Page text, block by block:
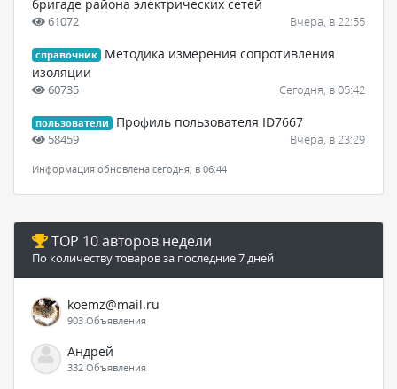
бригаде района электрических сетей
61072 Вчера, в 22:55
справочник
Методика измерения сопротивления
изоляции
60735 Сегодня, в 05:42
пользователи Профиль пользователя ID7667
58459 Вчера, в 23:29
Информация обновлена сегодня, в 06:44
TOP 10 авторов недели
По количеству товаров за последние 7 дней
koemz@mail.ru
903 Объявления
Андрей
332 Объявления